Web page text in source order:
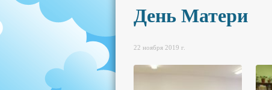
День Матери
22 ноября 2019 г.